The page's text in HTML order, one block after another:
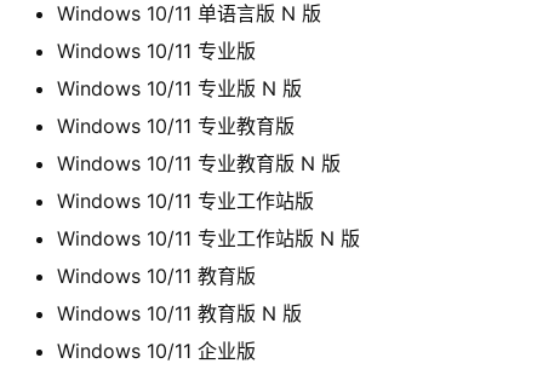
电
脑
​Windows 10/11 单语言版 N 版​
​Windows 10/11 专业版​
​Windows 10/11 专业版 N 版​
​Windows 10/11 专业教育版​
​Windows 10/11 专业教育版 N 版​
​Windows 10/11 专业工作站版​
​Windows 10/11 专业工作站版 N 版​
​Windows 10/11 教育版​
​Windows 10/11 教育版 N 版​
​Windows 10/11 企业版​